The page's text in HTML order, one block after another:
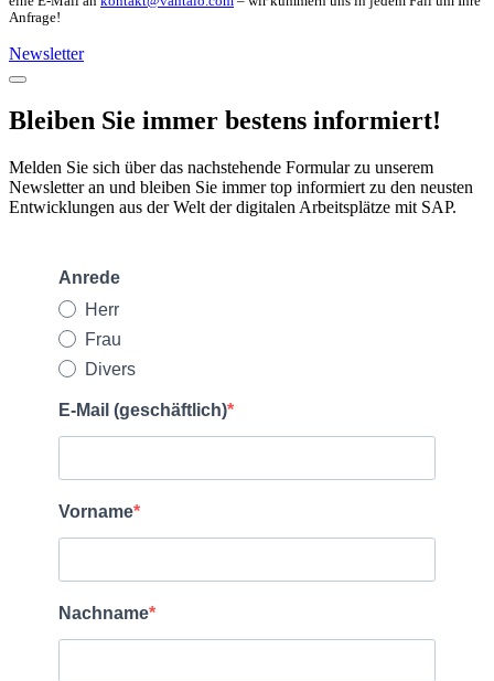
Anfrage!
Newsletter
Bleiben Sie immer bestens informiert!
Melden Sie sich über das nachstehende Formular zu unserem
Newsletter an und bleiben Sie immer top informiert zu den neusten
Entwicklungen aus der Welt der digitalen Arbeitsplätze mit SAP.